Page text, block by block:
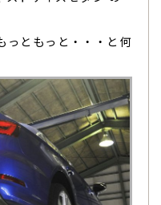
ともっと・・・と何